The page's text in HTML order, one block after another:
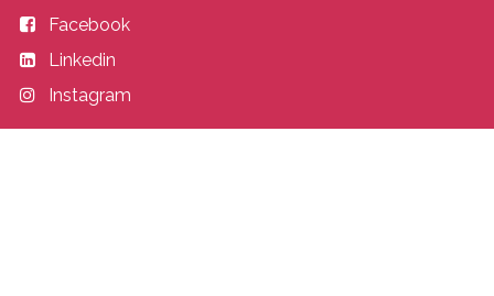
Facebook
Linkedin
Instagram